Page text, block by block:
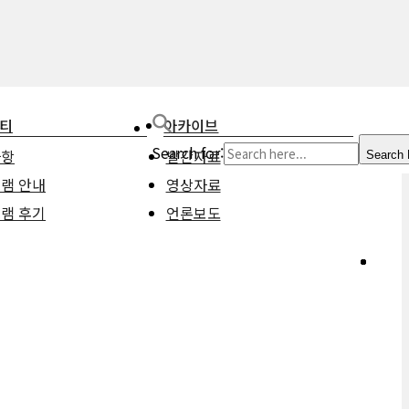
안내
후기
아카이브
발간자료
영상자료
언론보도
Search for: Search